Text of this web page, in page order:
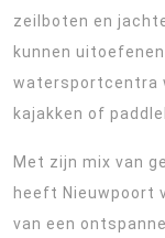
zeilboten en
kunnen
watersportcentra
kajakken of
Met zijn mix van
heeft Nieuwpoort
van een